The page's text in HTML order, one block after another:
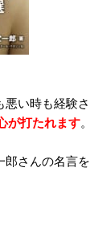
悪い時も経験
が打たれます。
郎さんの名言